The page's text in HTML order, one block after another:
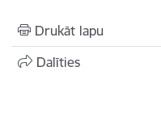
Drukāt lapu
Dalīties